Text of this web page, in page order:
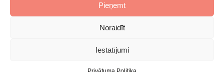
Pieņemt
Noraidīt
Iestatījumi
Par mumsKontakti